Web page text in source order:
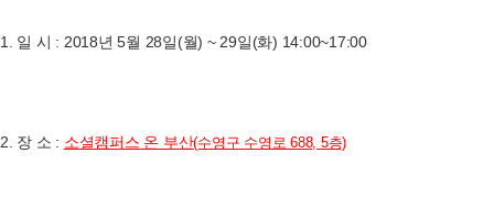
1. 일 시 : 2018년 5월 28일(월) ~ 29일(화) 14:00~17:00
2. 장 소 : 소셜캠퍼스 온 부산(수영구 수영로 688, 5층)